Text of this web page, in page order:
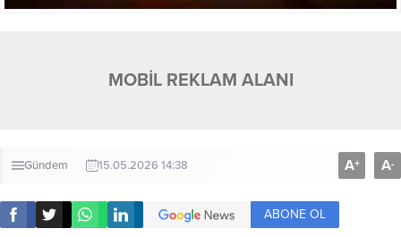
MOBİL REKLAM ALANI
Gündem 15.05.2026 14:38 A+ A-
ABONE OL